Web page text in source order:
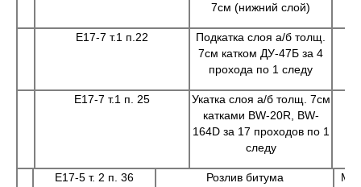
7см (нижний слой)
Е17-7 т.1 п.22
Подкатка слоя а/б толщ.
7см катком ДУ-47Б за 4
прохода по 1 следу
Е17-7 т.1 п. 25
Укатка слоя а/б толщ. 7см
катками BW-20R, BW-
164D за 17 проходов по 1
следу
Е17-5 т. 2 п. 36
Розлив битума